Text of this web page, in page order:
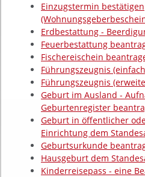
Einzugstermin bestätigen
Erdbestattung -
Feuerbestattung
Fischereischein
Führungszeugnis
Führungszeugnis
Geburt im Ausland -
Geburtenregister
Geburt in öffentlicher
Einrichtung dem
Geburtsurkunde
Hausgeburt dem
Kinderreisepass - eine